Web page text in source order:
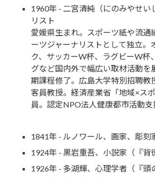
1960年 - 二宮清純（にのみやせ
リスト
愛媛県生まれ。スポーツ紙や流通
ーツジャーナリストとして独立。
ク、サッカーW杯、ラグビーW杯
グなど国内外で幅広い取材活動
期課程修了。広島大学特別招聘教
客員教授。経済産業省「地域×ス
員。認定NPO法人健康都市活動支
1841年 - ルノワール、画家、彫刻
1924年 - 黒岩重吾、小説家（『背
1926年 - 多湖輝、心理学者（『頭